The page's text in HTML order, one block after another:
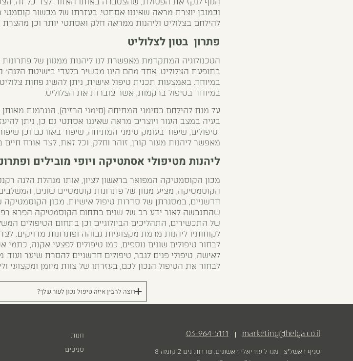
הגוף לנקז את הפסולת, שהצטברה באותו האזור. לצד כל זה,
וכמובן יוצרת מראה שאיננו אסתטי. בעזרתו של מכשור קוסמטי
להילחם בצלוליט וליהנות ממראה חלק ואסתטי יותר וכן מהצרת
פתרון בטון לצלוליט
הטכנולוגיה המתקדמת מאפשרת לנו ליהנות ממגוון של פתרונות
בתופעת הצלוליט. אחד מהם הינו מכשיר בלעדי ב"שיטת הלגה"
במיוחד. באמצעות תכנית טיפול אישית, ניתן להשיג פחות
במיוחד בטיפול ברקמות, אשר צוברות את הצלוליט.
על מנת להילחם בסימני המתיחה (סימני הרזיה), הנגרמות
בעיה במצב העור ויוצרים מראה שאיננו אסתטי גם כן, ניתן
טיפולים, שיפור בעומק סימני המתיחה, שיפור באורכם וכן
מאפשר ליהנות מעור קורן, זוהר וחלק, וכל זאת, לצד אורח חיים
ליהנות מטיפולי אסתטיקה ויופי מובילים
מכון הקוסמטיקה המפואר בראשון לציון, אותו מנהלת הלגה
הקוסמטיקה, מציע מגוון של פתרונות קוסמטיים שונים,
חדשניים, במסגרתן של סדרות טיפול אישיות. מכון
שהתגבשה לאור ידע רב של שנים בתחום הקוסמטיקה הפרא
של התכשירים, התהליכים הביולוגיים וכן בתחום הטיפולים
לקוחותיו ליהנות מרמת מקצועיות גבוהה ופתרונות מדויקים.
לבחור טיפולים שונים נוספים, כמו טיפולים לפצעי אקנה, כתמי
לאישה, טיפולי פנים לגבר, טיפולים חדשניים להסרת שיער
לבחור את הטיפול הנכון לכם, בעזרתו של צוות מיומן ומקצועי
רוצה להבין איזה טיפול נכון לעור שלך?
03-964-5111 | marketing@helga.co.il
סניף ראשל״צ | מגדל עזריאלי ראשונים, שדרות נים 2 קומה 8
חנות
סניפים